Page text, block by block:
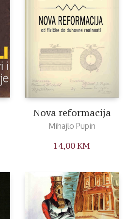
Nova reformacija
Mihajlo Pupin
14,00KM